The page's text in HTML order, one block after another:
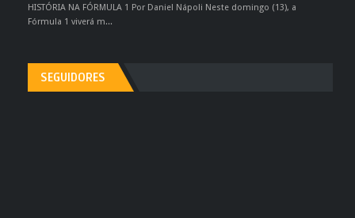
HISTÓRIA NA FÓRMULA 1 Por Daniel Nápoli Neste domingo (13), a
Fórmula 1 viverá m...
SEGUIDORES